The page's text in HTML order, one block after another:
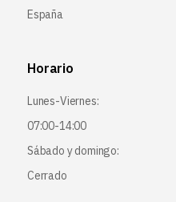
España
Horario
Lunes-Viernes:
07:00-14:00
Sábado y domingo:
Cerrado